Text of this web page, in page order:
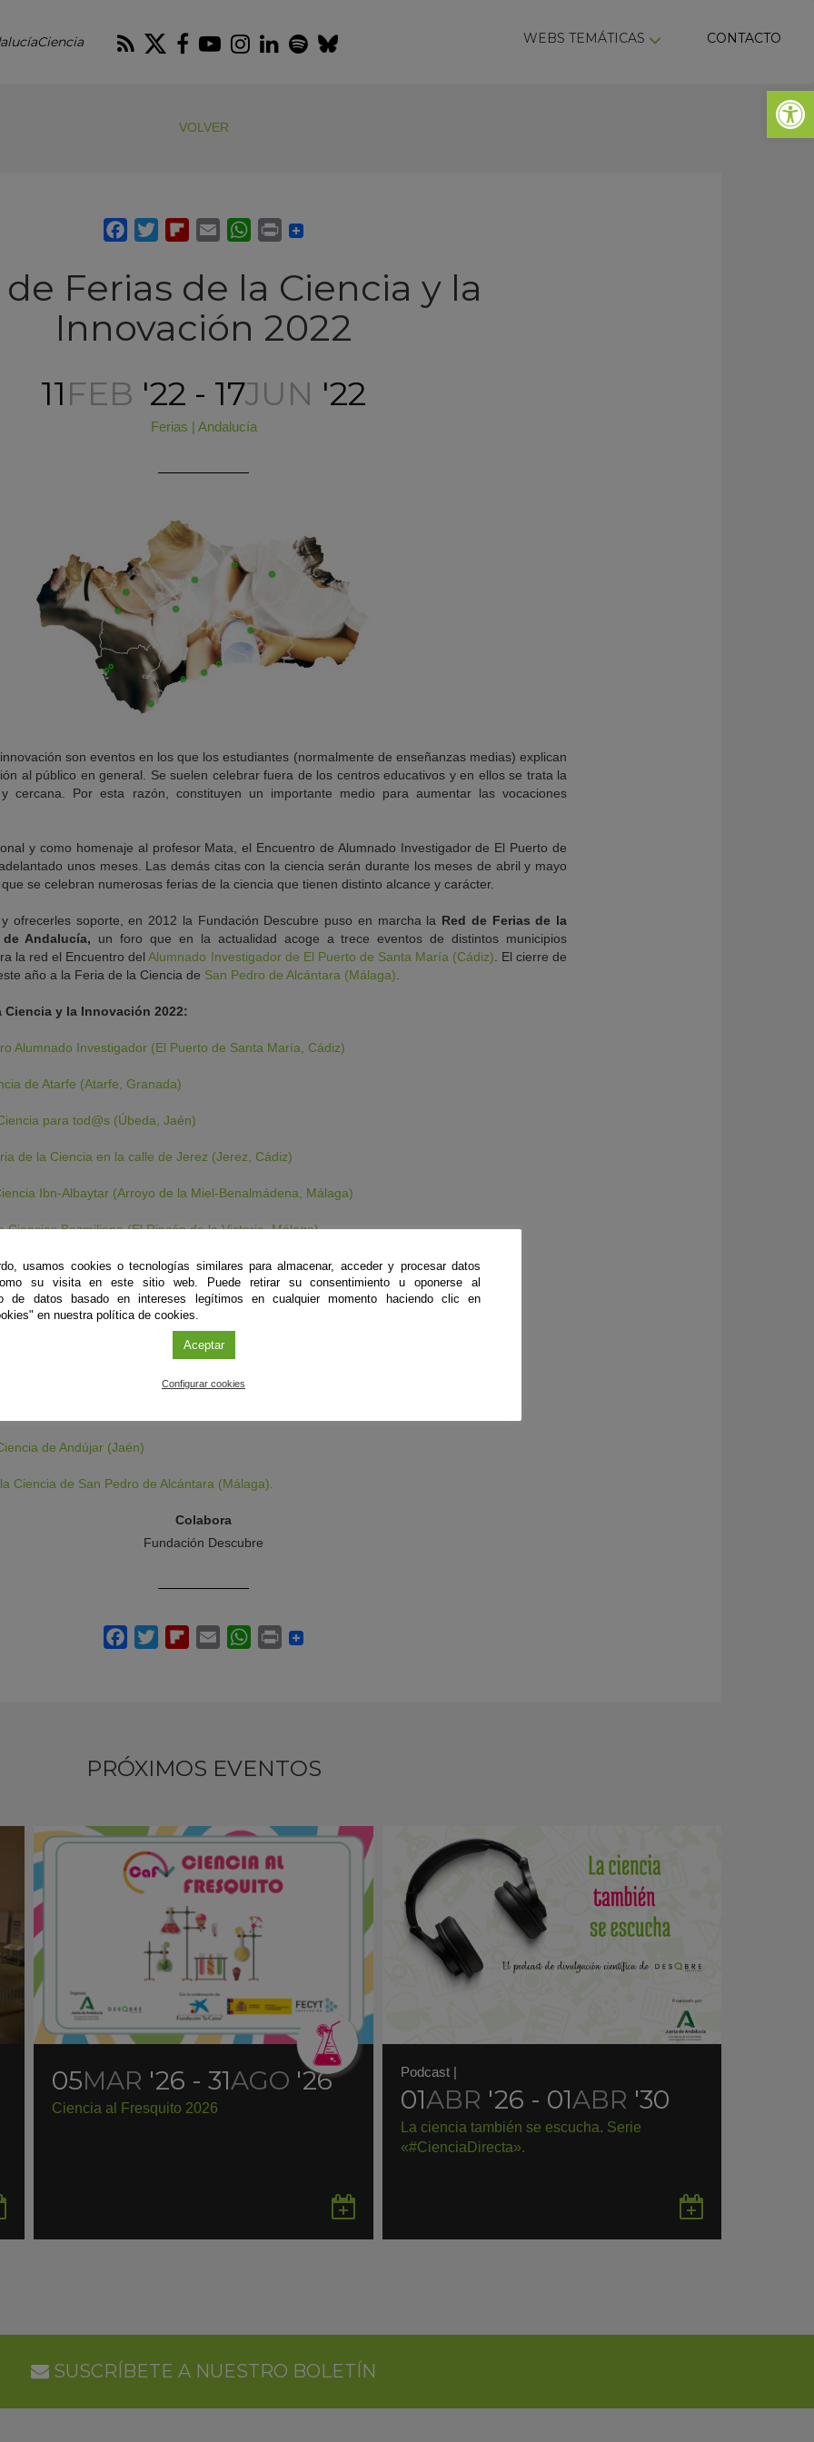
Abrir
RSS Twitter
Facebook
Youtube
Instagram
LinkedIn
Spotify
Bluesky WEBS TEMÁTICAS CONTACTO
VOLVER
de Ferias de la Ciencia y la
Innovación 2022
11FEB '22 - 17JUN '22
Ferias | Andalucía
son eventos en los que los estudiantes (normalmente de enseñanzas medias) explican
al público en general. Se suelen celebrar fuera de los centros educativos y en ellos se trata la
cercana. Por esta razón, constituyen un importante medio para aumentar las vocaciones
y como homenaje al profesor Mata, el Encuentro de Alumnado Investigador de El Puerto de
unos meses. Las demás citas con la ciencia serán durante los meses de abril y mayo
se celebran numerosas ferias de la ciencia que tienen distinto alcance y carácter.
ofrecerles soporte, en 2012 la Fundación Descubre puso en marcha la Red de Ferias de la
Andalucía, un foro que en la actualidad acoge a trece eventos de distintos municipios
la red el Encuentro delAlumnado Investigador de El Puerto de Santa María (Cádiz) . El cierre de
año a la Feria de la Ciencia de San Pedro de Alcántara (Málaga)
Ciencia y la Innovación 2022:
Alumnado Investigador (El Puerto de Santa María, Cádiz)
de Atarfe (Atarfe, Granada)
para tod@s (Úbeda, Jaén)
de la Ciencia en la calle de Jerez (Jerez, Cádiz)
Ibn-Albaytar (Arroyo de la Miel-Benalmádena, Málaga)
Ciencias Bezmiliana (El Rincón de la Victoria, Málaga)
de Ciencia en la calle (Algeciras, Cádiz)
de Almería.
de Andújar (Jaén)
Ciencia de San Pedro de Alcántara (Málaga).
Colabora
Fundación Descubre
PRÓXIMOS EVENTOS
en
05MAR '26 - 31AGO '26
Ciencia al Fresquito 2026
en
Podcast|
01ABR '26 - 01ABR '30
La ciencia también se escucha. Serie
«#CienciaDirecta».
en
SUSCRÍBETE A NUESTRO BOLETÍN
usamos cookies o tecnologías similares para almacenar, acceder y procesar datos
su visita en este sitio web. Puede retirar su consentimiento u oponerse al
de datos basado en intereses legítimos en cualquier momento haciendo clic en
en nuestra política de cookies.
Aceptar
Configurar cookies